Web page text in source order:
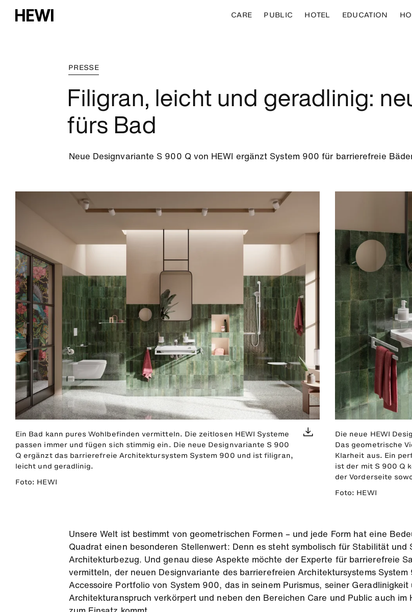
CARE PUBLIC HOTEL EDUCATION
PRESSE
Filigran, leicht und geradlinig:
fürs Bad
Neue Designvariante S 900 Q von HEWI ergänzt System 900 für barrierefreie
Ein Bad kann pures Wohlbefinden vermitteln. Die zeitlosen HEWI Systeme
passen immer und fügen sich stimmig ein. Die neue Designvariante S 900
Q ergänzt das barrierefreie Architektursystem System 900 und ist filigran,
leicht und geradlinig.
Foto: HEWI
Die neue HEWI
Das geometrische
Klarheit aus. Ein
ist der mit S 900 Q
der Vorderseite
Foto: HEWI
Unsere Welt ist bestimmt von geometrischen Formen – und jede Form hat eine
Quadrat einen besonderen Stellenwert: Denn es steht symbolisch für Stabilität
Architekturbezug. Und genau diese Aspekte möchte der Experte für barrierefreie
vermitteln, der neuen Designvariante des barrierefreien Architektursystems
Accessoire Portfolio von System 900, das in seinem Purismus, seiner
Architekturanspruch verkörpert und neben den Bereichen Care und Public auch im